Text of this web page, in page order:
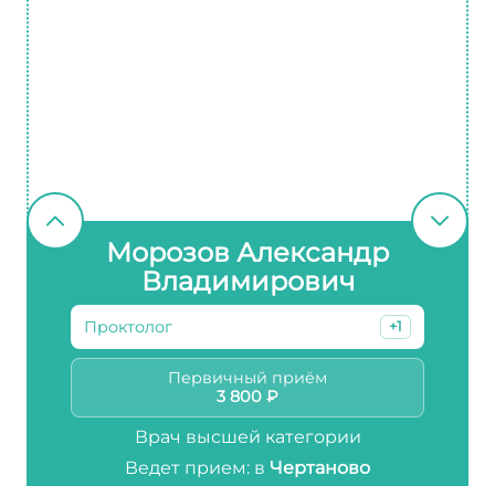
Морозов Александр
Владимирович
Проктолог +1
Первичный приём
3 800 ₽
Врач высшей категории
Ведет прием: в Чертаново